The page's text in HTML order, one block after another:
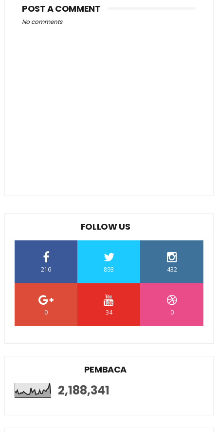
POST A COMMENT
No comments
FOLLOW US
216 893 432
0 34 0
PEMBACA
2,188,341